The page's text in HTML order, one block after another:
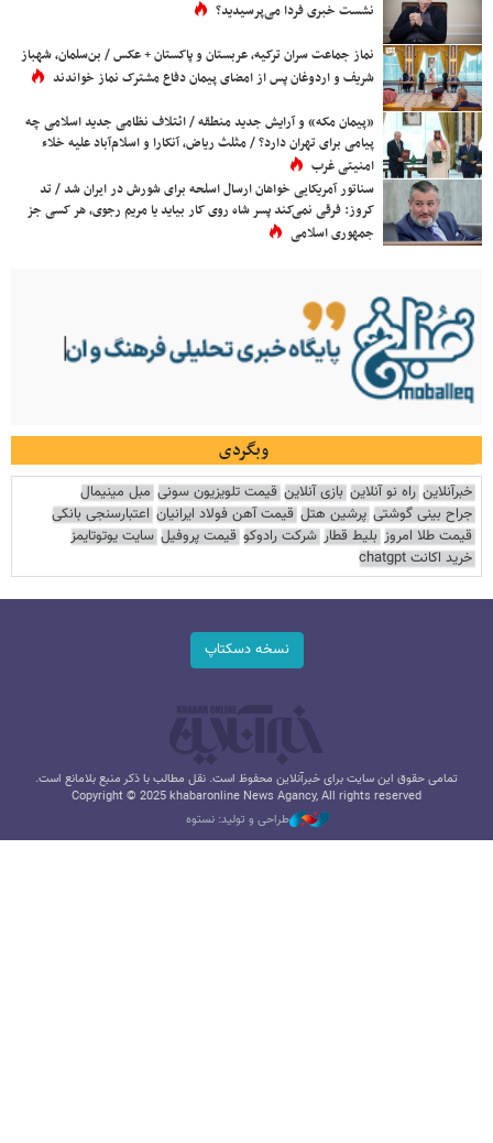
نشست خبری فردا می‌پرسیدید؟
نماز جماعت سران ترکیه، عربستان و پاکستان + عکس / بن‌سلمان، شهباز
شریف و اردوغان پس از امضای پیمان دفاع مشترک نماز خواندند
«پیمان مکه» و آرایش جدید منطقه / ائتلاف نظامی جدید اسلامی چه
پیامی برای تهران دارد؟ / مثلث ریاض، آنکارا و اسلام‌آباد علیه خلاء
امنیتی غرب
سناتور آمریکایی خواهان ارسال اسلحه برای شورش در ایران شد / تد
کروز: فرقی نمی‌کند پسر شاه روی کار بیاید یا مریم رجوی، هر کسی جز
جمهوری اسلامی
وبگردی
خبرآنلاین راه نو آنلاین بازی آنلاین قیمت تلویزیون سونی مبل مینیمال
جراح بینی گوشتی پرشین هتل قیمت آهن فولاد ایرانیان اعتبارسنجی بانکی
قیمت طلا امروز بلیط قطار شرکت رادوکو قیمت پروفیل سایت یوتوتایمز
خرید اکانت chatgpt
نسخه دسکتاپ
تمامی حقوق این سایت برای خبرآنلاین محفوظ است. نقل مطالب با ذکر منبع بلامانع است.
Copyright © 2025 khabaronline News Agancy, All rights reserved
طراحی و تولید: نستوه